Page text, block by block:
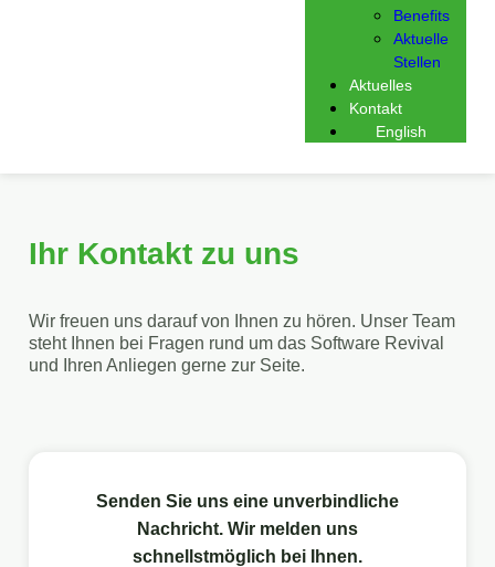
Benefits
Aktuelle
Stellen
Aktuelles
Kontakt
English
Ihr Kontakt zu uns
Wir freuen uns darauf von Ihnen zu hören. Unser Team
steht Ihnen bei Fragen rund um das Software Revival
und Ihren Anliegen gerne zur Seite.
Senden Sie uns eine unverbindliche
Nachricht. Wir melden uns
schnellstmöglich bei Ihnen.